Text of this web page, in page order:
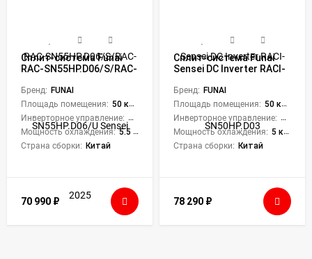
Сплит-система Funai
RAC-SN55HP.D06/S/RAC-
2025
Бренд: FUNAI
Площадь помещения: 50 кв. м.
Инверторное управление: Нет
Мощность охлаждения: 5.5 кВт
Страна сборки: Китай
70 990 ₽
Сплит-система Funai
Sensei DC Inverter RACI-
Бренд: FUNAI
Площадь помещения: 50 кв. м.
Инверторное управление: Да
Мощность охлаждения: 5 кВт
Страна сборки: Китай
78 290 ₽